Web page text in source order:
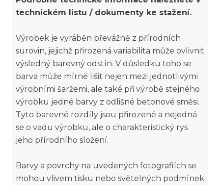
technickém listu / dokumenty ke stažení.
Výrobek je vyráběn převážně z přírodních
surovin, jejichž přirozená variabilita může ovlivnit
výsledný barevný odstín. V důsledku toho se
barva může mírně lišit nejen mezi jednotlivými
výrobními šaržemi, ale také při výrobě stejného
výrobku jedné barvy z odlišné betonové směsi.
Tyto barevné rozdíly jsou přirozené a nejedná
se o vadu výrobku, ale o charakteristický rys
jeho přírodního složení.
Barvy a povrchy na uvedených fotografiích se
mohou vlivem tisku nebo světelných podmínek